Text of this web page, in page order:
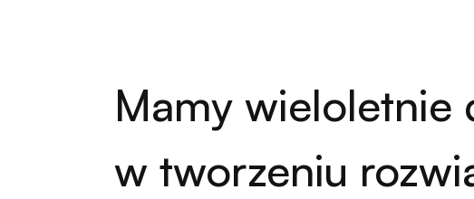
Mamy wieloletnie
w tworzeniu